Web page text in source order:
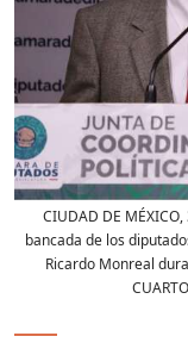
CIUDAD DE
bancada de los
Ricardo Monreal